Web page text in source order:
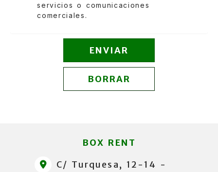
servicios o comunicaciones
comerciales.
ENVIAR
BORRAR
BOX RENT
C/ Turquesa, 12-14 -